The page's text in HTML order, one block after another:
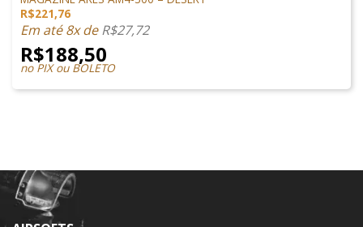
R$221,76
Em até 8x deR$27,72
R$188,50
no PIX ou BOLETO